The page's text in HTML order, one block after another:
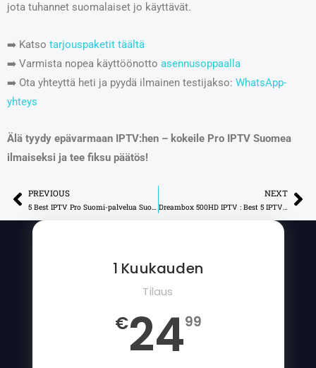
jota tuhannet suomalaiset jo käyttävät.
➡️ Katso tarjouspaketit täältä
➡️ Varmista nopea käyttöönotto asennusoppaalla
➡️ Ota yhteyttä heti ja pyydä ilmainen testijakso: WhatsApp-
yhteys
Älä tyydy epävarmaan IPTV:hen – kokeile Pro IPTV Suomea
ilmaiseksi ja tee fiksu päätös!
Prev
PREVIOUS NEXT
1 Kuukauden
Tilaus
€2499